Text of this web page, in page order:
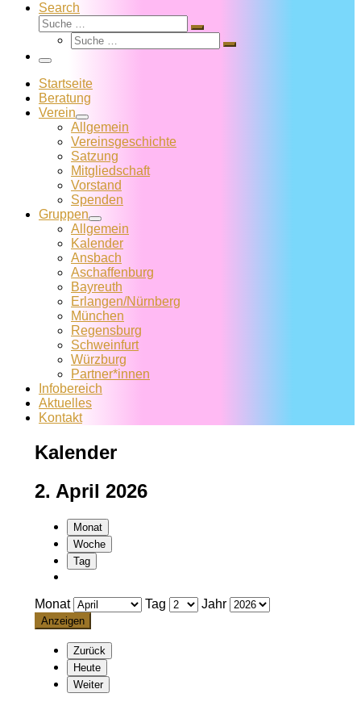
Search
Suche
Suche
Suche
Suche
Menü
Startseite
Beratung
Verein
Allgemein
Vereins­geschichte
Satzung
Mitglied­schaft
Vorstand
Spenden
Gruppen
Allgemein
Kalender
Ansbach
Aschaffenburg
Bayreuth
Erlangen/Nürnberg
München
Regensburg
Schweinfurt
Würzburg
Partner*innen
Infobereich
Aktuelles
Kontakt
Kalender
2. April 2026
Monat
Woche
Tag
Monat Tag Jahr
Zurück
Heute
Weiter